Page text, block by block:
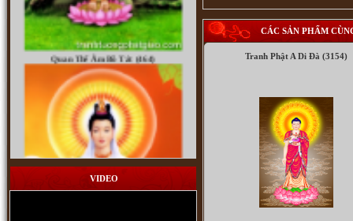
Quan Thế Âm Bồ Tát (464)
VIDEO
CÁC SẢN PHẨM
Tranh Phật A Di Đà (3154)